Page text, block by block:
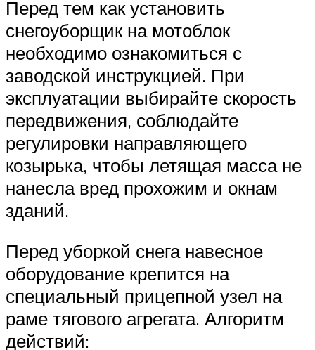
Перед тем как установить
снегоуборщик на мотоблок
необходимо ознакомиться с
заводской инструкцией. При
эксплуатации выбирайте скорость
передвижения, соблюдайте
регулировки направляющего
козырька, чтобы летящая масса не
нанесла вред прохожим и окнам
зданий.
Перед уборкой снега навесное
оборудование крепится на
специальный прицепной узел на
раме тягового агрегата. Алгоритм
действий: